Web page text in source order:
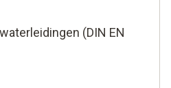
(DIN EN